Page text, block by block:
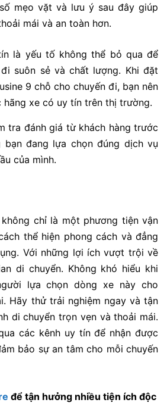
mẹo vặt và lưu ý sau đây giúp
mái và an toàn hơn.
là yếu tố không thể bỏ qua để
suôn sẻ và chất lượng. Khi đặt
9 chỗ cho chuyến đi, bạn nên
hãng xe có uy tín trên thị trường.
tra đánh giá từ khách hàng trước
bạn đang lựa chọn đúng dịch vụ
của mình.
không chỉ là một phương tiện vận
thể hiện phong cách và đẳng
Với những lợi ích vượt trội về
di chuyển. Không khó hiểu khi
lựa chọn dòng xe này cho
Hãy thử trải nghiệm ngay và tận
di chuyển trọn vẹn và thoải mái.
các kênh uy tín để nhận được
bảo sự an tâm cho mỗi chuyến
để tận hưởng nhiều tiện ích độc